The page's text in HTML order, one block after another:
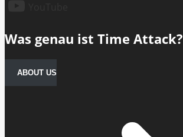
Was genau ist Time Attack?
ABOUT US